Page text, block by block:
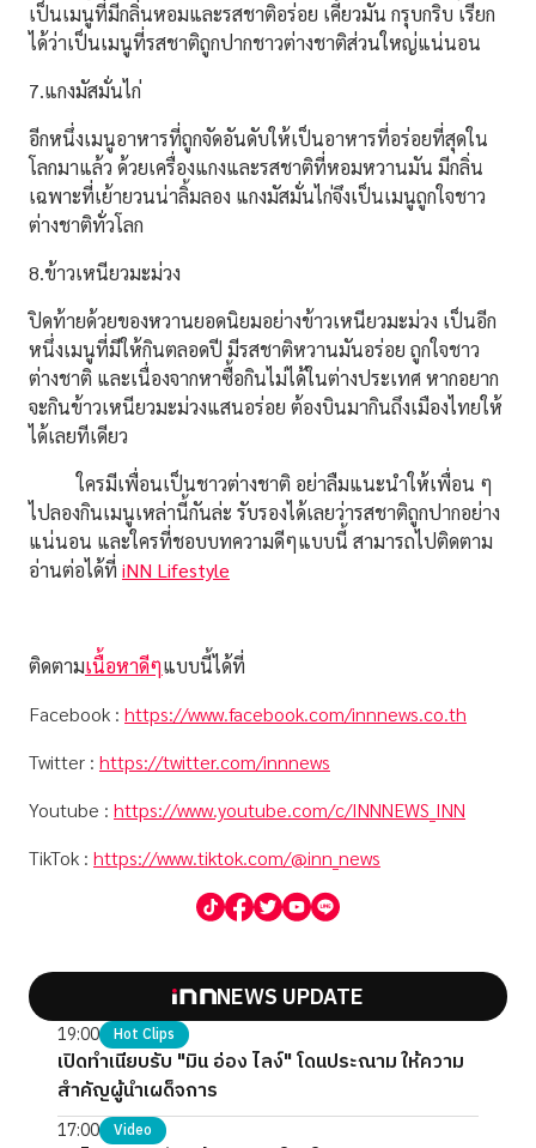
เป็นเมนูที่มีกลิ่นหอมและรสชาติอร่อย เคี้ยวมัน กรุบกริบ เรียก
ได้ว่าเป็นเมนูที่รสชาติถูกปากชาวต่างชาติส่วนใหญ่แน่นอน
7.แกงมัสมั่นไก่
อีกหนึ่งเมนูอาหารที่ถูกจัดอันดับให้เป็นอาหารที่อร่อยที่สุดใน
โลกมาแล้ว ด้วยเครื่องแกงและรสชาติที่หอมหวานมัน มีกลิ่น
เฉพาะที่เย้ายวนน่าลิ้มลอง แกงมัสมั่นไก่จึงเป็นเมนูถูกใจชาว
ต่างชาติทั่วโลก
8.ข้าวเหนียวมะม่วง
ปิดท้ายด้วยของหวานยอดนิยมอย่างข้าวเหนียวมะม่วง เป็นอีก
หนึ่งเมนูที่มีให้กินตลอดปี มีรสชาติหวานมันอร่อย ถูกใจชาว
ต่างชาติ และเนื่องจากหาซื้อกินไม่ได้ในต่างประเทศ หากอยาก
จะกินข้าวเหนียวมะม่วงแสนอร่อย ต้องบินมากินถึงเมืองไทยให้
ได้เลยทีเดียว
ใครมีเพื่อนเป็นชาวต่างชาติ อย่าลืมแนะนำให้เพื่อน ๆ
ไปลองกินเมนูเหล่านี้กันล่ะ รับรองได้เลยว่ารสชาติถูกปากอย่าง
แน่นอน และใครที่ชอบบทความดีๆแบบนี้ สามารถไปติดตาม
อ่านต่อได้ที่ iNN Lifestyle
ติดตามเนื้อหาดีๆแบบนี้ได้ที่
Facebook : https://www.facebook.com/innnews.co.th
Twitter : https://twitter.com/innnews
Youtube : https://www.youtube.com/c/INNNEWS_INN
TikTok : https://www.tiktok.com/@inn_news
NEWS UPDATE
19:00 Hot Clips
เปิดทำเนียบรับ "มิน อ่อง ไลง์" โดนประณาม ให้ความ
สำคัญผู้นำเผด็จการ
17:00 Video